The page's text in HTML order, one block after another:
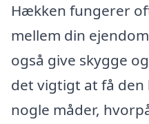
Hækken fungerer
mellem din
også give skygge
det vigtigt at få
nogle måder,